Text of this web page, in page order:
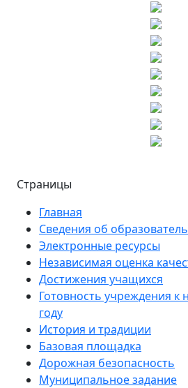
Страницы
Главная
Сведения об
Электронные ресурсы
Независимая оценка
Достижения учащихся
Готовность учреждения к
году
История и традиции
Базовая площадка
Дорожная безопасность
Муниципальное задание